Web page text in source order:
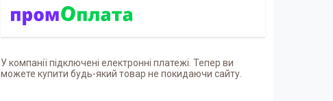
У компанії підключені електронні платежі. Тепер ви
можете купити будь-який товар не покидаючи сайту.